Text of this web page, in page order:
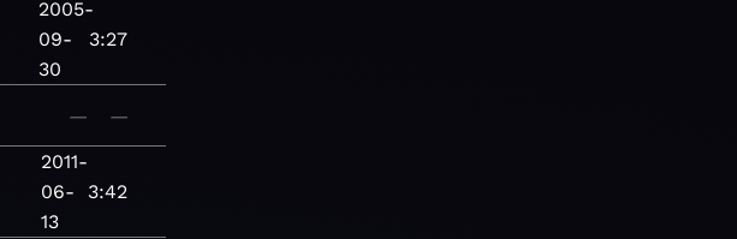
2005-
09-
30
3:27
— —
2011-
06-
13
3:42